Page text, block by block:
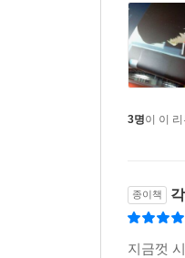
마지막으로
속에서 두어
[이게 다예요],
묶고 조이
준비한다. “
또 그의 기
3명이 이
종이책
지금껏